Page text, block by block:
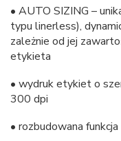
• AUTO SIZING –
typu linerless),
zależnie od jej
etykieta
• wydruk etykiet o
300 dpi
• rozbudowana